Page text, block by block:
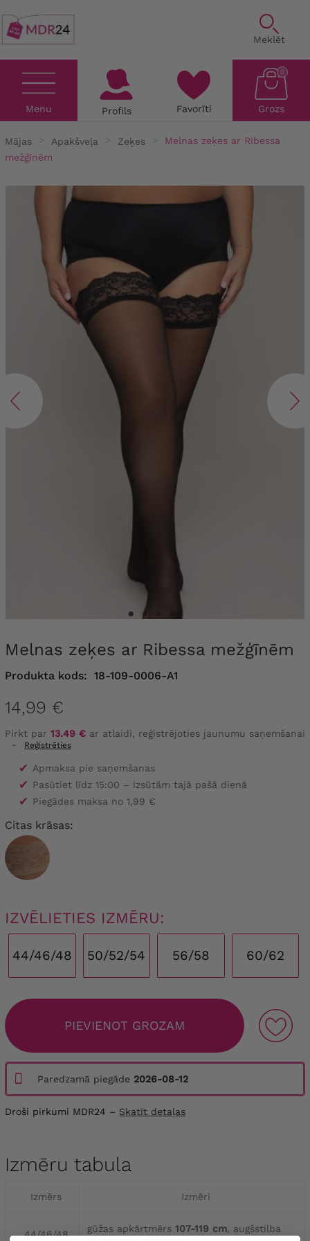
Meklēt
Menu Profils Favorīti Grozs
0
Mājas Apakšveļa Zeķes
Melnas zeķes ar Ribessa
mežģīnēm
Melnas zeķes ar Ribessa mežģīnēm
Produkta kods: 18-109-0006-A1
14,99 €
Pirkt par 13.49 € ar atlaidi, reģistrējoties jaunumu saņemšanai
-
Reģistrēties
✔ Apmaksa pie saņemšanas
✔ Pasūtiet līdz 15:00 – izsūtām tajā pašā dienā
✔ Piegādes maksa no 1,99 €
Citas krāsas:
IZVĒLIETIES IZMĒRU:
44/46/48 50/52/54 56/58 60/62
PIEVIENOT GROZAM
Paredzamā piegāde 2026-08-12
Droši pirkumi MDR24 – Skatīt detaļas
Izmēru tabula
Izmērs Izmēri
44/46/48 gūžas apkārtmērs 107-119 cm, augšstilba